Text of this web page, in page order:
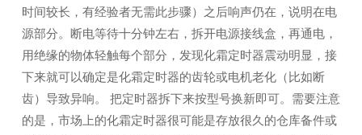
时间较长，有经验者无需此步骤）之后响声仍在，说明在电
源部分。断电等待十分钟左右，拆开电源接线盒，再通电，
用绝缘的物体轻触每个部分，发现化霜定时器震动明显，接
下来就可以确定是化霜定时器的齿轮或电机老化（比如断
齿）导致异响。 把定时器拆下来按型号换新即可。需要注意
的是，市场上的化霜定时器很可能是存放很久的仓库备件或